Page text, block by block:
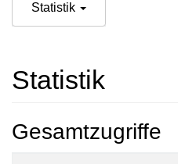
Statistik
Statistik
Gesamtzugriffe